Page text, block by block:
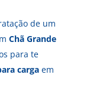
de um
Chã Grande
para te
cargaem